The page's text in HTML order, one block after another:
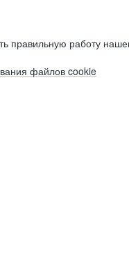
работу
файлов cookie